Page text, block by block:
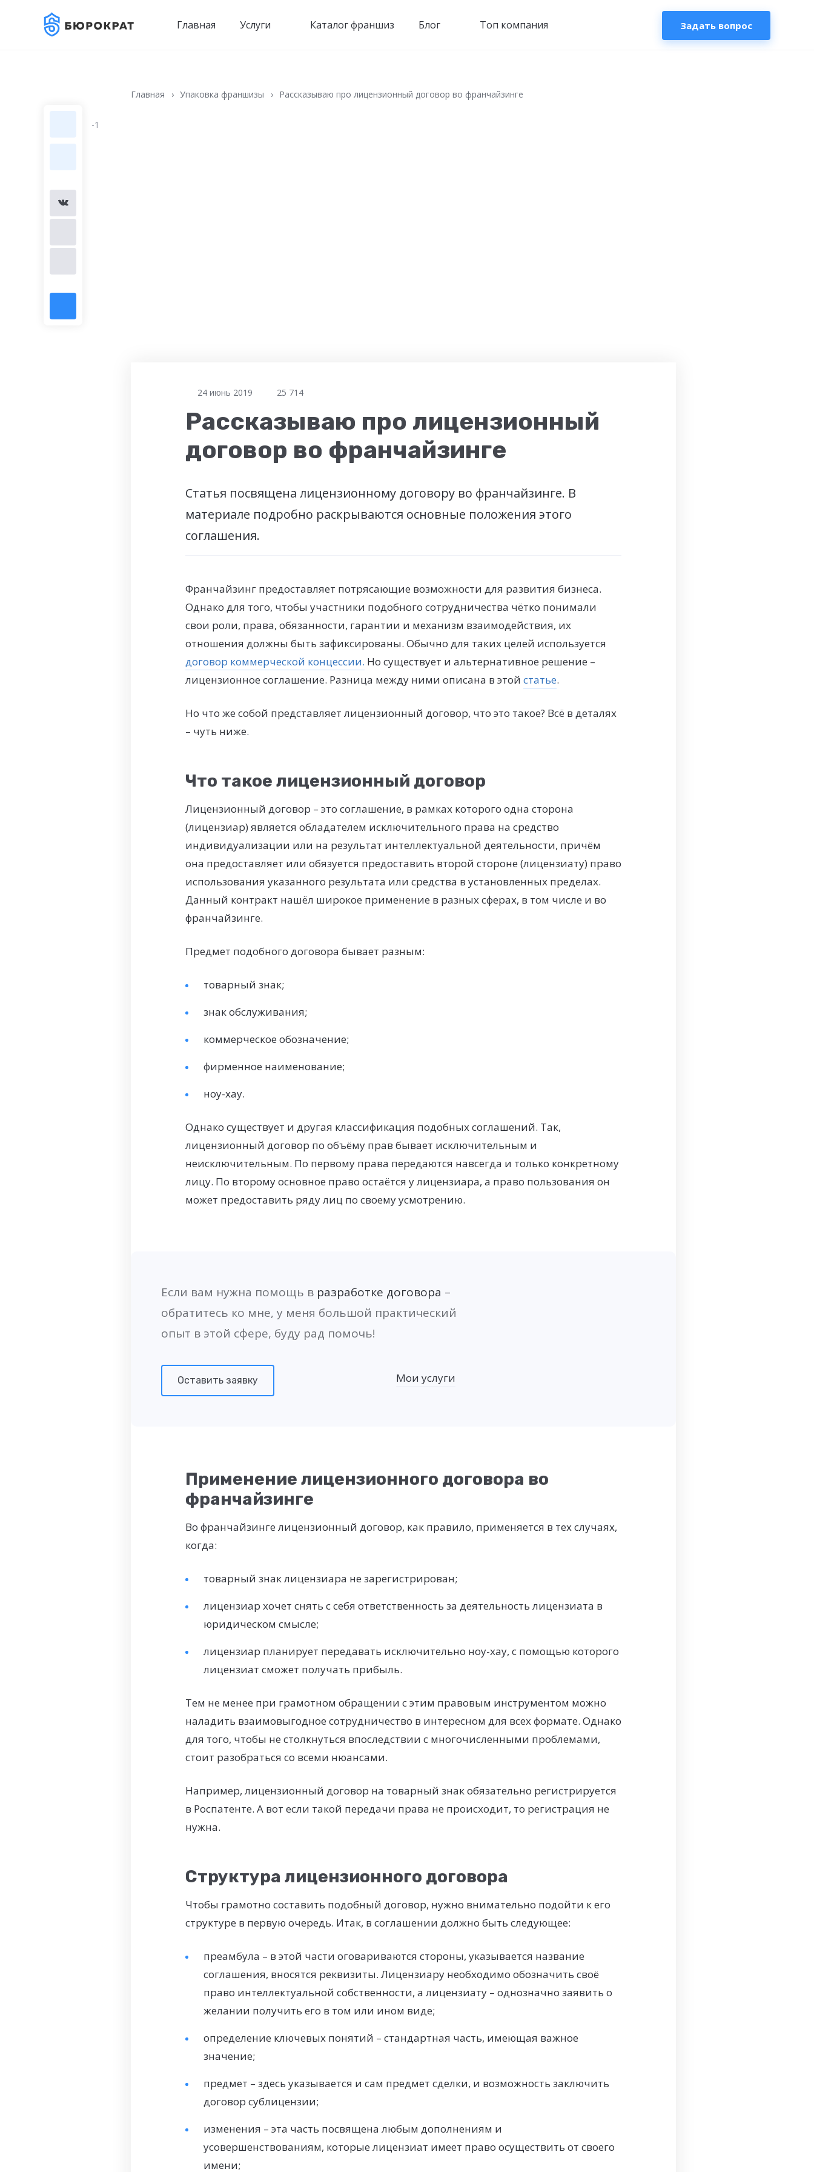
Главная Услуги Каталог франшиз Блог Топ компания Задать вопрос
-1
Главная Упаковка франшизы Рассказываю про лицензионный договор во франчайзинге
24 июнь 2019 25 714
Рассказываю про лицензионный
договор во франчайзинге
Статья посвящена лицензионному договору во франчайзинге. В
материале подробно раскрываются основные положения этого
соглашения.
Франчайзинг предоставляет потрясающие возможности для развития бизнеса.
Однако для того, чтобы участники подобного сотрудничества чётко понимали
свои роли, права, обязанности, гарантии и механизм взаимодействия, их
отношения должны быть зафиксированы. Обычно для таких целей используется
договор коммерческой концессии. Но существует и альтернативное решение –
лицензионное соглашение. Разница между ними описана в этой статье.
Но что же собой представляет лицензионный договор, что это такое? Всё в деталях
– чуть ниже.
Что такое лицензионный договор
Лицензионный договор – это соглашение, в рамках которого одна сторона
(лицензиар) является обладателем исключительного права на средство
индивидуализации или на результат интеллектуальной деятельности, причём
она предоставляет или обязуется предоставить второй стороне (лицензиату) право
использования указанного результата или средства в установленных пределах.
Данный контракт нашёл широкое применение в разных сферах, в том числе и во
франчайзинге.
Предмет подобного договора бывает разным:
товарный знак;
знак обслуживания;
коммерческое обозначение;
фирменное наименование;
ноу-хау.
Однако существует и другая классификация подобных соглашений. Так,
лицензионный договор по объёму прав бывает исключительным и
неисключительным. По первому права передаются навсегда и только конкретному
лицу. По второму основное право остаётся у лицензиара, а право пользования он
может предоставить ряду лиц по своему усмотрению.
Если вам нужна помощь в разработке договора –
обратитесь ко мне, у меня большой практический
опыт в этой сфере, буду рад помочь!
Мои услуги
Оставить заявку
Применение лицензионного договора во
франчайзинге
Во франчайзинге лицензионный договор, как правило, применяется в тех случаях,
когда:
товарный знак лицензиара не зарегистрирован;
лицензиар хочет снять с себя ответственность за деятельность лицензиата в
юридическом смысле;
лицензиар планирует передавать исключительно ноу-хау, с помощью которого
лицензиат сможет получать прибыль.
Тем не менее при грамотном обращении с этим правовым инструментом можно
наладить взаимовыгодное сотрудничество в интересном для всех формате. Однако
для того, чтобы не столкнуться впоследствии с многочисленными проблемами,
стоит разобраться со всеми нюансами.
Например, лицензионный договор на товарный знак обязательно регистрируется
в Роспатенте. А вот если такой передачи права не происходит, то регистрация не
нужна.
Структура лицензионного договора
Чтобы грамотно составить подобный договор, нужно внимательно подойти к его
структуре в первую очередь. Итак, в соглашении должно быть следующее:
преамбула – в этой части оговариваются стороны, указывается название
соглашения, вносятся реквизиты. Лицензиару необходимо обозначить своё
право интеллектуальной собственности, а лицензиату – однозначно заявить о
желании получить его в том или ином виде;
определение ключевых понятий – стандартная часть, имеющая важное
значение;
предмет – здесь указывается и сам предмет сделки, и возможность заключить
договор сублицензии;
изменения – эта часть посвящена любым дополнениям и
усовершенствованиям, которые лицензиат имеет право осуществить от своего
имени;